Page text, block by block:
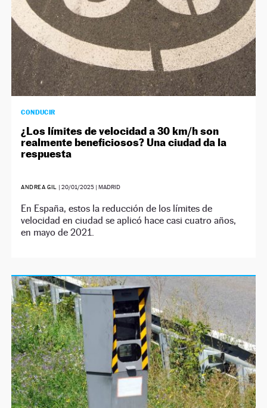
CONDUCIR
¿Los límites de velocidad a 30 km/h son
realmente beneficiosos? Una ciudad da la
respuesta
ANDREA GIL | 20/01/2025| MADRID
En España, estos la reducción de los límites de
velocidad en ciudad se aplicó hace casi cuatro años,
en mayo de 2021.